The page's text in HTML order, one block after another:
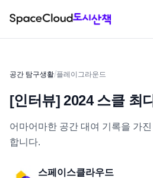
공간 탐구생활/플레이그라운드
[인터뷰] 2024 스클 최
어마어마한 공간 대여 기록을 가
합니다.
스페이스클라우드